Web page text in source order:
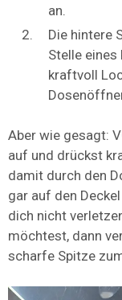
an.
Die hintere
Stelle
kraftvoll
Aber wie gesagt:
auf und drückst
damit durch den
gar auf den
dich nicht
möchtest, dann
scharfe Spitze